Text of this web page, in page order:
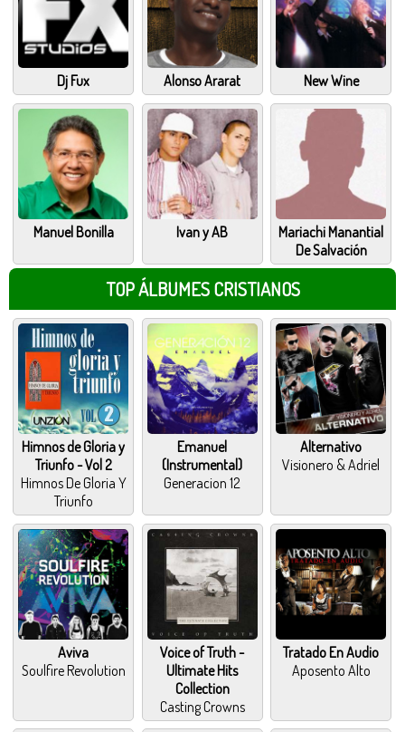
Dj Fux Alonso Ararat New Wine
Manuel Bonilla Ivan y AB
Mariachi Manantial
De Salvación
TOP ÁLBUMES CRISTIANOS
Himnos de Gloria y
Triunfo - Vol 2
Himnos De Gloria Y
Triunfo
Emanuel
(Instrumental)
Generacion 12
Alternativo
Visionero & Adriel
Aviva
Soulfire Revolution
Voice of Truth -
Ultimate Hits
Collection
Casting Crowns
Tratado En Audio
Aposento Alto